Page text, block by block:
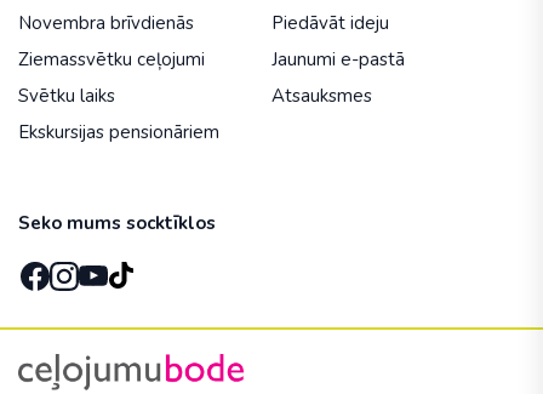
Novembra brīvdienās
Ziemassvētku ceļojumi
Svētku laiks
Ekskursijas pensionāriem
Piedāvāt ideju
Jaunumi e-pastā
Atsauksmes
Seko mums socktīklos